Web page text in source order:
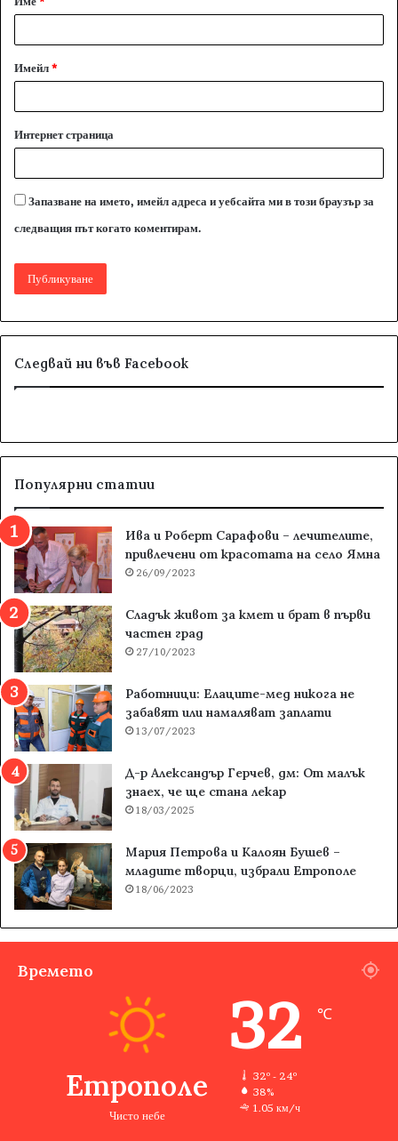
р
Имейл*
Интернет страница
Запазване на името, имейл адреса и уебсайта ми в този браузър за
следващия път когато коментирам.
Следвай ни във Facebook
Популярни статии
Ива и Роберт Сарафови – лечителите,
привлечени от красотата на село Ямна
26/09/2023
Сладък живот за кмет и брат в първи
частен град
27/10/2023
Работници: Елаците-мед никога не
забавят или намаляват заплати
13/07/2023
Д-р Александър Герчев, дм: От малък
знаех, че ще стана лекар
18/03/2025
Мария Петрова и Калоян Бушев –
младите творци, избрали Етрополе
18/06/2023
Времето
Етрополе
Чисто небе
32 ℃
32º - 24º
38%
1.05 км/ч